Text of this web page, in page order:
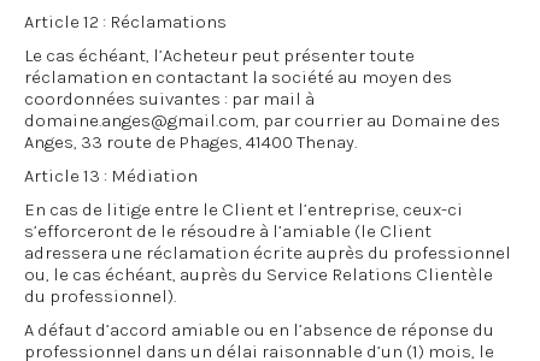
Article 12 : Réclamations
Le cas échéant, l’Acheteur peut présenter toute
réclamation en contactant la société au moyen des
coordonnées suivantes : par mail à
domaine.anges@gmail.com, par courrier au Domaine des
Anges, 33 route de Phages, 41400 Thenay.
Article 13 : Médiation
En cas de litige entre le Client et l’entreprise, ceux-ci
s’efforceront de le résoudre à l’amiable (le Client
adressera une réclamation écrite auprès du professionnel
ou, le cas échéant, auprès du Service Relations Clientèle
du professionnel).
A défaut d’accord amiable ou en l’absence de réponse du
professionnel dans un délai raisonnable d’un (1) mois, le